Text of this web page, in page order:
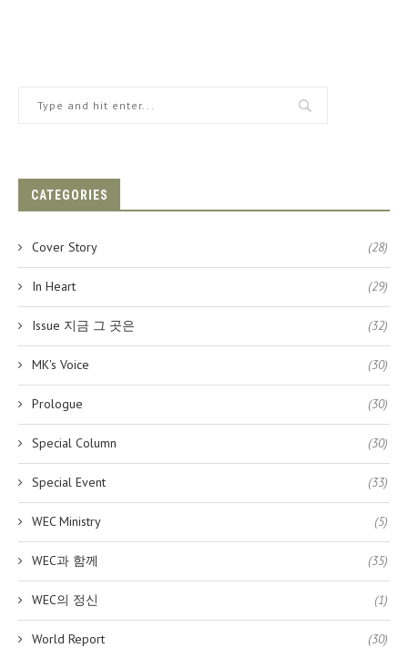
CATEGORIES
Cover Story (28)
In Heart (29)
Issue 지금 그 곳은 (32)
MK's Voice (30)
Prologue (30)
Special Column (30)
Special Event (33)
WEC Ministry (5)
WEC과 함께 (35)
WEC의 정신 (1)
World Report (30)